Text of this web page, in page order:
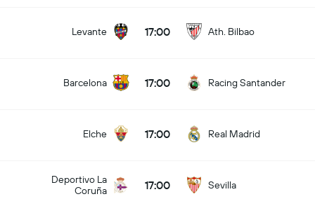
Levante 17:00 Ath. Bilbao
Barcelona 17:00 Racing Santander
Elche 17:00 Real Madrid
Deportivo La
Coruña
17:00 Sevilla